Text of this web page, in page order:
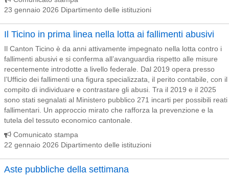
23 gennaio 2026 Dipartimento delle istituzioni
Il Ticino in prima linea nella lotta ai fallimenti abusivi
Il Canton Ticino è da anni attivamente impegnato nella lotta contro i
fallimenti abusivi e si conferma all’avanguardia rispetto alle misure
recentemente introdotte a livello federale. Dal 2019 opera presso
l’Ufficio dei fallimenti una figura specializzata, il perito contabile, con il
compito di individuare e contrastare gli abusi. Tra il 2019 e il 2025
sono stati segnalati al Ministero pubblico 271 incarti per possibili reati
fallimentari. Un approccio mirato che rafforza la prevenzione e la
tutela del tessuto economico cantonale.
Comunicato stampa
22 gennaio 2026 Dipartimento delle istituzioni
Aste pubbliche della settimana